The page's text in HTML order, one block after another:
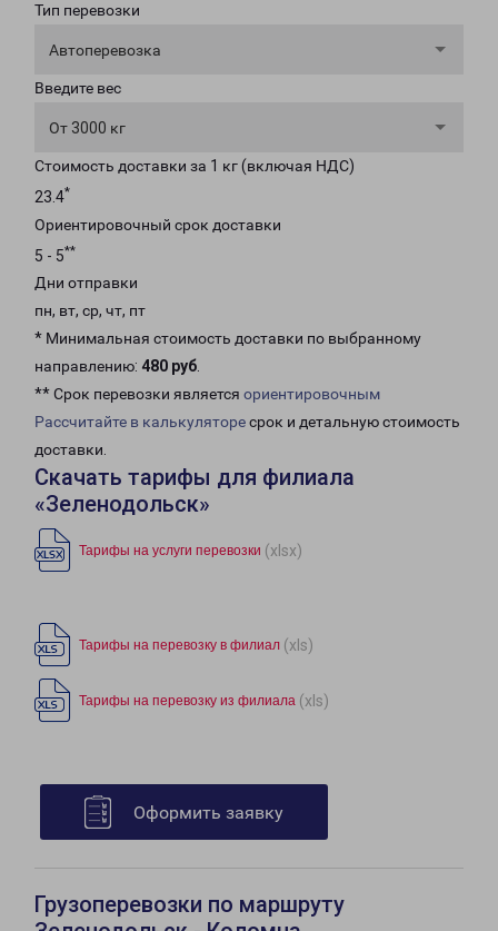
Тип перевозки
Автоперевозка
Введите вес
От 3000 кг
Стоимость доставки за 1 кг (включая НДС)
23.4*
Ориентировочный срок доставки
5 - 5**
Дни отправки
пн, вт, ср, чт, пт
* Минимальная стоимость доставки по выбранному
направлению: 480 руб.
** Срок перевозки является ориентировочным
Рассчитайте в калькуляторесрок и детальную стоимость
доставки.
Скачать тарифы для филиала
«Зеленодольск»
Тарифы на услуги перевозки (xlsx)
Тарифы на перевозку в филиал (xls)
Тарифы на перевозку из филиала (xls)
Оформить заявку
Грузоперевозки по маршруту